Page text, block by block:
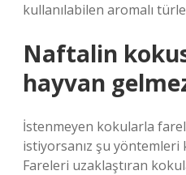
kullanılabilen aromalı
Naftalin
hayvan
İstenmeyen kokularla
istiyorsanız şu
Fareleri uzaklaştıran